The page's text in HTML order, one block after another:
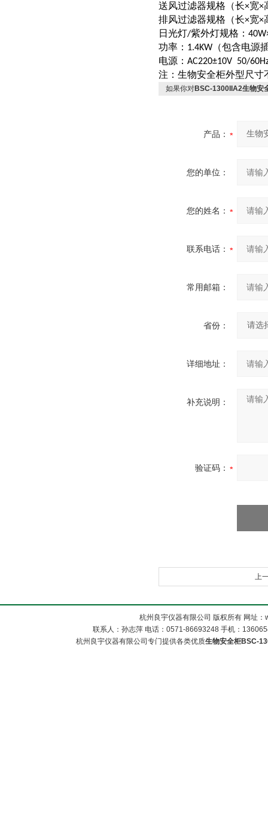
送风过滤器规格（长×宽×
排风过滤器规格（长×宽×
日光灯/紫外灯规格：
功率： 1.4KW （包含电源
电源： AC220±10V 50/
注：生物安全柜外型尺寸
如果你对BSC-1300IIA2生物安
产品：
您的单位：
您的姓名：
联系电话：
常用邮箱：
省份：
详细地址：
补充说明：
验证码：
上
杭州良宇仪器有限公司 版权所有 网址
联系人：孙志萍 电话：0571-86693248 手机：
杭州良宇仪器有限公司专门提供各类优质生物安全柜BSC-